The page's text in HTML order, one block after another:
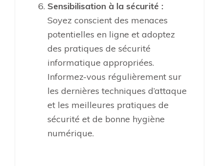
Sensibilisation à la sécurité :
Soyez conscient des menaces
potentielles en ligne et adoptez
des pratiques de sécurité
informatique appropriées.
Informez-vous régulièrement sur
les dernières techniques d’attaque
et les meilleures pratiques de
sécurité et de bonne hygiène
numérique.